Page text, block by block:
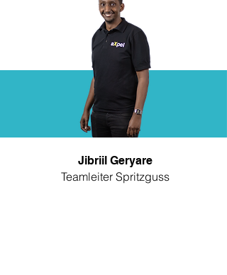
Jibriil Geryare
Teamleiter Spritzguss